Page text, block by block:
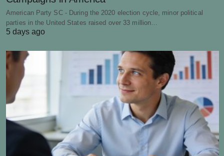
American Party SC - During the 2020 election cycle, minor political
parties in the United States raised over 33 million…
5 days ago